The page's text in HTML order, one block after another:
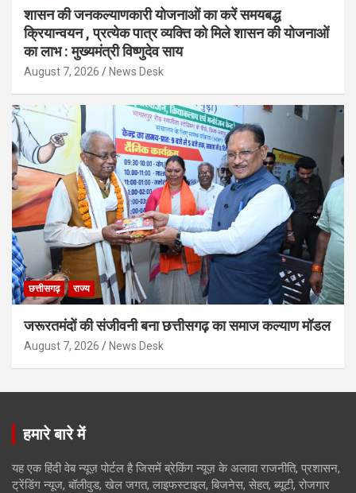
शासन की जनकल्याणकारी योजनाओं का करें समयबद्ध
क्रियान्वयन , प्रत्येक पात्र व्यक्ति को मिले शासन की योजनाओं
का लाभ : मुख्यमंत्री विष्णुदेव साय
August 7, 2026 News Desk
छत्तीसगढ़ राज्य
जरूरतमंदों की संजीवनी बना छत्तीसगढ़ का समाज कल्याण मॉडल
August 7, 2026 News Desk
हमारे बारे में
यह एक हिंदी वेब न्यूज़ पोर्टल है जिसमें ब्रेकिंग न्यूज़ के अलावा राजनीति, प्रशासन,
ट्रेंडिंग न्यूज, बॉलीवुड, खेल जगत, लाइफस्टाइल, बिजनेस, सेहत, ब्यूटी, रोजगार